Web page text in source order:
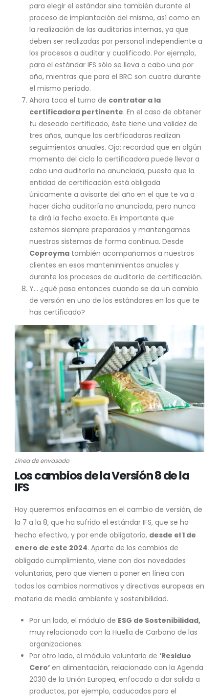
para elegir el estándar sino también durante el
proceso de implantación del mismo, así como en
la realización de las auditorías internas, ya que
deben ser realizadas por personal independiente a
los procesos a auditar y cualificado. Por ejemplo,
para el estándar IFS sólo se lleva a cabo una por
año, mientras que para el BRC son cuatro durante
el mismo período.
Ahora toca el turno de contratar a la
certificadora pertinente. En el caso de obtener
tu deseado certificado, éste tiene una validez de
tres años, aunque las certificadoras realizan
seguimientos anuales. Ojo: recordad que en algún
momento del ciclo la certificadora puede llevar a
cabo una auditoría no anunciada, puesto que la
entidad de certificación está obligada
únicamente a avisarte del año en el que te va a
hacer dicha auditoría no anunciada, pero nunca
te dirá la fecha exacta. Es importante que
estemos siempre preparados y mantengamos
nuestros sistemas de forma continua. Desde
Coproymatambién acompañamos a nuestros
clientes en esos mantenimientos anuales y
durante los procesos de auditoría de certificación.
Y… ¿qué pasa entonces cuando se da un cambio
de versión en uno de los estándares en los que te
has certificado?
Línea de envasado
Los cambios de la Versión 8 de la
IFS
Hoy queremos enfocarnos en el cambio de versión, de
la 7 a la 8, que ha sufrido el estándar IFS, que se ha
hecho efectivo, y por ende obligatorio, desde el 1 de
enero de este 2024. Aparte de los cambios de
obligado cumplimiento, viene con dos novedades
voluntarias, pero que vienen a poner en línea con
todos los cambios normativos y directivas europeas en
materia de medio ambiente y sostenibilidad.
Por un lado, el módulo de ESG de Sostenibilidad,
muy relacionado con la Huella de Carbono de las
organizaciones.
Por otro lado, el módulo voluntario de ‘Residuo
Cero’en alimentación, relacionado con la Agenda
2030 de la Unión Europea, enfocado a dar salida a
productos, por ejemplo, caducados para el